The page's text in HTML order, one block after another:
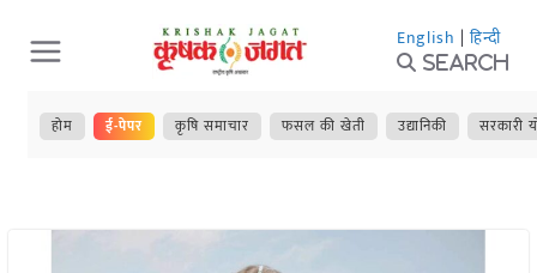
Skip
to
content
English | हिन्दी
Search
होम ई-पेपर कृषि समाचार फसल की खेती उद्यानिकी सरकारी